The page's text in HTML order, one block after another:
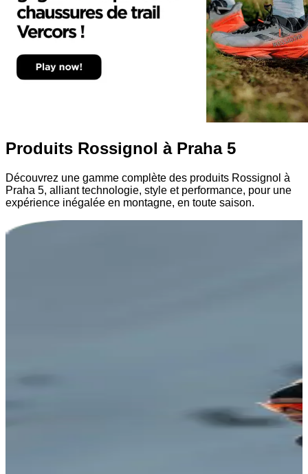
Produits Rossignol à Praha 5
Découvrez une gamme complète des produits Rossignol à
Praha 5, alliant technologie, style et performance, pour une
expérience inégalée en montagne, en toute saison.